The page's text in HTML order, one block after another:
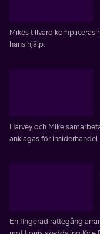
Mikes tillvaro kompliceras
hans hjälp.
Harvey och Mike
anklagas för insiderhandel.
En fingerad rättegång